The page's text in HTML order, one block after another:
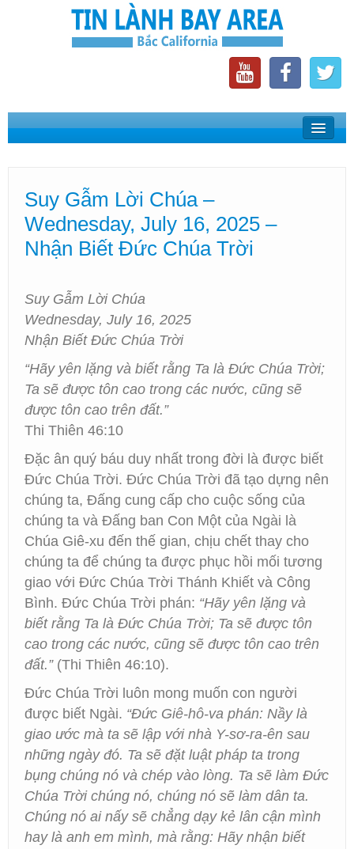
Home
Phát Thanh Tin Lành Bay Area
Các Hội Thánh Bắc California
Suy Gẫm Lời Chúa –
Wednesday, July 16, 2025 –
Nhận Biết Đức Chúa Trời
Suy Gẫm Lời Chúa
Wednesday, July 16, 2025
Nhận Biết Đức Chúa Trời
“Hãy yên lặng và biết rằng Ta là Đức Chúa Trời;
Ta sẽ được tôn cao trong các nước, cũng sẽ
được tôn cao trên đất.”
Thi Thiên 46:10
Đặc ân quý báu duy nhất trong đời là được biết
Đức Chúa Trời. Đức Chúa Trời đã tạo dựng nên
chúng ta, Đấng cung cấp cho cuộc sống của
chúng ta và Đấng ban Con Một của Ngài là
Chúa Giê-xu đến thế gian, chịu chết thay cho
chúng ta để chúng ta được phục hồi mối tương
giao với Đức Chúa Trời Thánh Khiết và Công
Bình. Đức Chúa Trời phán: “Hãy yên lặng và
biết rằng Ta là Đức Chúa Trời; Ta sẽ được tôn
cao trong các nước, cũng sẽ được tôn cao trên
đất.”(Thi Thiên 46:10).
Đức Chúa Trời luôn mong muốn con người
được biết Ngài. “Đức Giê-hô-va phán: Nầy là
giao ước mà ta sẽ lập với nhà Y-sơ-ra-ên sau
những ngày đó. Ta sẽ đặt luật pháp ta trong
bụng chúng nó và chép vào lòng. Ta sẽ làm Đức
Chúa Trời chúng nó, chúng nó sẽ làm dân ta.
Chúng nó ai nấy sẽ chẳng dạy kẻ lân cận mình
hay là anh em mình, mà rằng: Hãy nhận biết